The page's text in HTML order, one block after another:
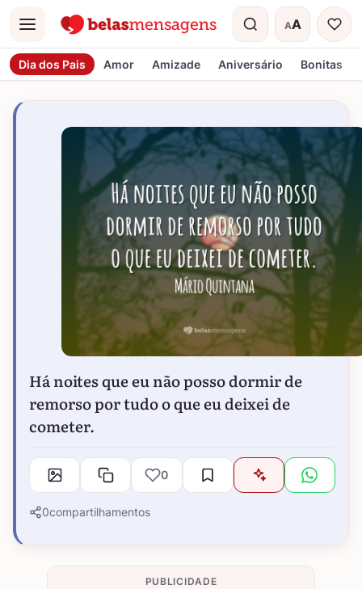
Menu AA
Tamanho do
Dia dos Pais Amor Amizade Aniversário Bonitas
Há noites que eu não posso dormir de
remorso por tudo o que eu deixei de
cometer.
0
0compartilhamentos
PUBLICIDADE